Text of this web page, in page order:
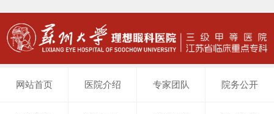
网站首页 医院介绍 专家团队 院务公开